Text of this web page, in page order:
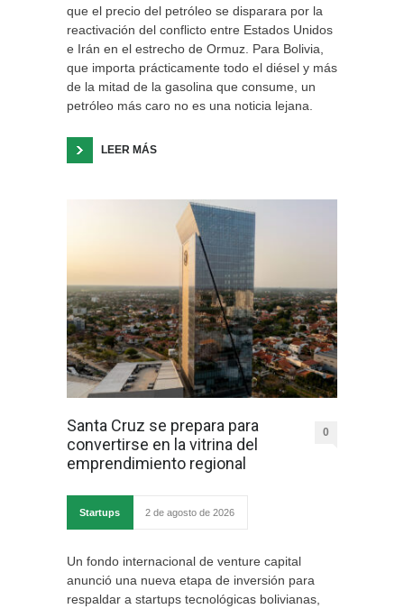
que el precio del petróleo se disparara por la
reactivación del conflicto entre Estados Unidos
e Irán en el estrecho de Ormuz. Para Bolivia,
que importa prácticamente todo el diésel y más
de la mitad de la gasolina que consume, un
petróleo más caro no es una noticia lejana.
LEER MÁS
Santa Cruz se prepara para
convertirse en la vitrina del
emprendimiento regional
0
Startups 2 de agosto de 2026
Un fondo internacional de venture capital
anunció una nueva etapa de inversión para
respaldar a startups tecnológicas bolivianas,